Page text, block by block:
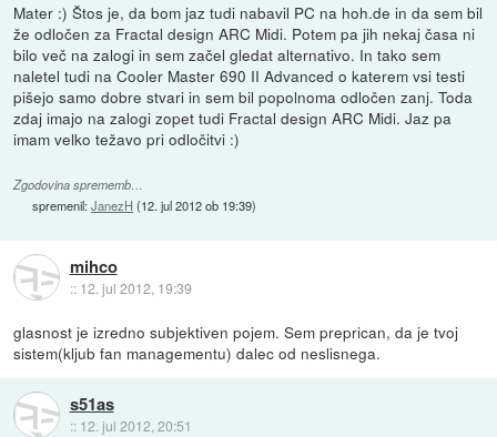
Mater :) Štos je, da bom jaz tudi nabavil PC na hoh.de in da sem bil
že odločen za Fractal design ARC Midi. Potem pa jih nekaj časa ni
bilo več na zalogi in sem začel gledat alternativo. In tako sem
naletel tudi na Cooler Master 690 II Advanced o katerem vsi testi
pišejo samo dobre stvari in sem bil popolnoma odločen zanj. Toda
zdaj imajo na zalogi zopet tudi Fractal design ARC Midi. Jaz pa
imam velko težavo pri odločitvi :)
Zgodovina sprememb…
spremenil:JanezH (12. jul 2012 ob 19:39)
mihco
:: 12. jul 2012, 19:39
glasnost je izredno subjektiven pojem. Sem preprican, da je tvoj
sistem(kljub fan managementu) dalec od neslisnega.
s51as
:: 12. jul 2012, 20:51